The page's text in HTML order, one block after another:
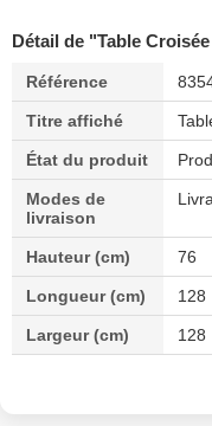
Détail de "Table
Référence
Titre affiché
État du produit
Modes de
livraison
Hauteur (cm) 76
Longueur (cm) 128
Largeur (cm) 128